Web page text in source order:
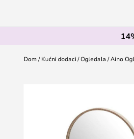
Dom Kućni dodaci Ogledala Aino